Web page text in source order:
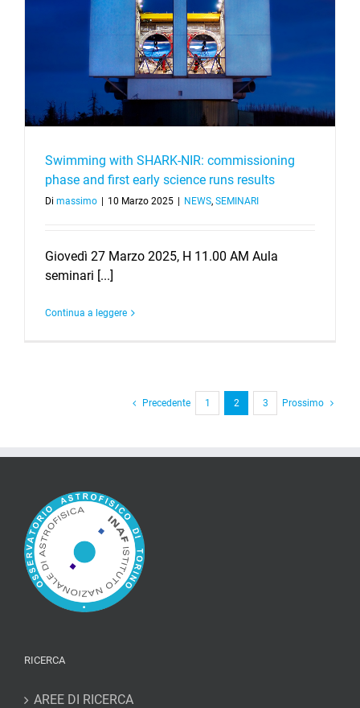
Swimming with SHARK-NIR: commissioning
phase and first early science runs results
Di massimo | 10 Marzo 2025 | NEWS, SEMINARI
Giovedì 27 Marzo 2025, H 11.00 AM Aula
seminari [...]
Continua a leggere
Precedente 1 2 3 Prossimo
RICERCA
AREE DI RICERCA